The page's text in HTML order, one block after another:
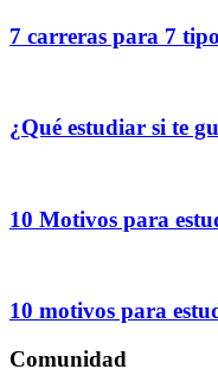
7 carreras para 7
¿Qué estudiar si te
10 Motivos para
10 motivos para
Comunidad